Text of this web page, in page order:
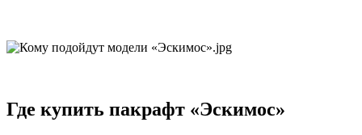
Где купить пакрафт «Эскимос»